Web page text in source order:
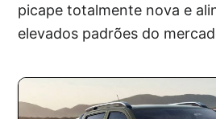
picape totalmente nova e
elevados padrões do